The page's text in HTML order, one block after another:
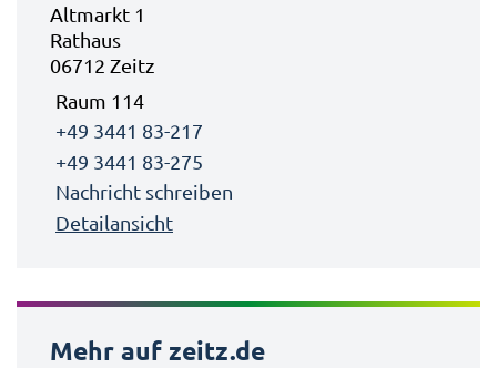
Altmarkt 1
Rathaus
06712 Zeitz
Raum 114
+49 3441 83-217
+49 3441 83-275
Nachricht schreiben
Detailansicht
Mehr auf zeitz.de